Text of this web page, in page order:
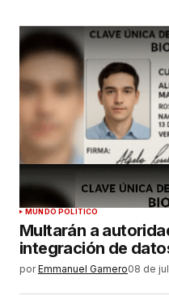
MUNDO POLÍTICO
Multarán a
integración de
por Emmanuel Gamero08 de